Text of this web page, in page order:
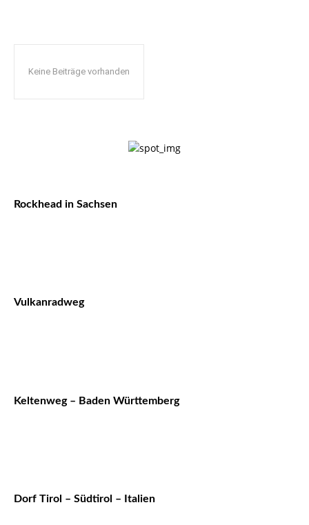
Keine Beiträge vorhanden
Rockhead in Sachsen
Vulkanradweg
Keltenweg – Baden Württemberg
Dorf Tirol – Südtirol – Italien